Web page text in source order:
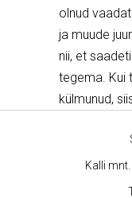
olnud
ja muude
nii, et
tegema. Kui
külmunud,
Kalli